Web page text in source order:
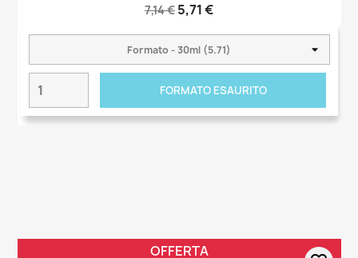
7,14 € 5,71 €
FORMATO ESAURITO
OFFERTA